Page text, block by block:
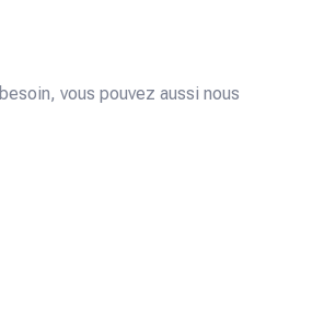
vous pouvez aussi nous